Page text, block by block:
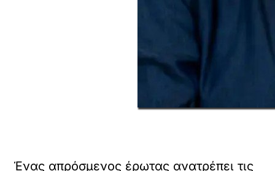
Ένας απρόσμενος έρωτας ανατρέπει τις